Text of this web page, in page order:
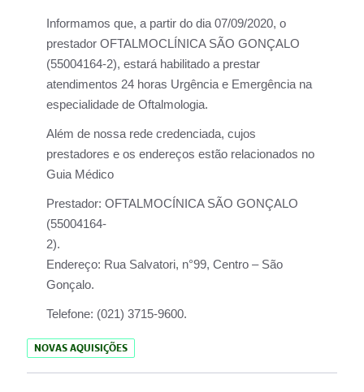
Informamos que, a partir do dia07/09/2020, o
prestador OFTALMOCLÍNICA SÃO GONÇALO
(55004164-2), estará habilitado a prestar
atendimentos 24 horas Urgência e Emergência na
especialidade de Oftalmologia.
Além de nossa rede credenciada, cujos
prestadores e os endereços estão relacionados no
Guia Médico
Prestador: OFTALMOCÍNICA SÃO GONÇALO
(55004164-
2).
Endereço: Rua Salvatori, n°99, Centro – São
Gonçalo.
Telefone: (021) 3715-9600.
NOVAS AQUISIÇÕES